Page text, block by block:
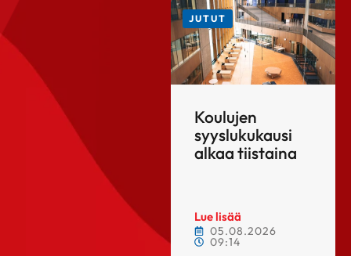
JUTUT
Koulujen
syyslukukausi
alkaa tiistaina
Lue lisää
05.08.2026
09:14